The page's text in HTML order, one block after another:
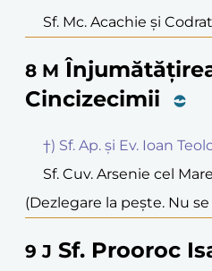
Sf. Mc. Acachie și Codrat
8 M
Cincizecimii
†) Sf. Ap. și Ev. Ioan
Sf. Cuv. Arsenie cel Mare
(Dezlegare la pește. Nu
9 J Sf. Prooroc